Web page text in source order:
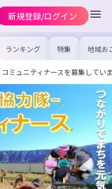
新規登録/ログイン
ランキング 特集 地域お
の求
を集め
事内
を比較
合った
けよう
コミュニティナースを募集してい